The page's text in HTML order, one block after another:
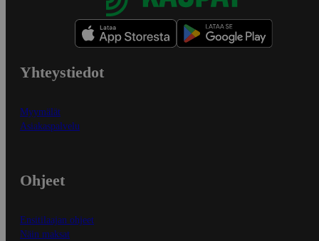
Yhteystiedot
Myymälät
Asiakaspalvelu
Ohjeet
Ensitilaajan ohjeet
Näin maksat